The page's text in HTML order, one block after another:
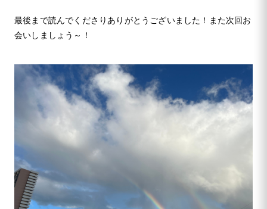
最後まで読んでくださりありがとうございました！また次回お
会いしましょう～！